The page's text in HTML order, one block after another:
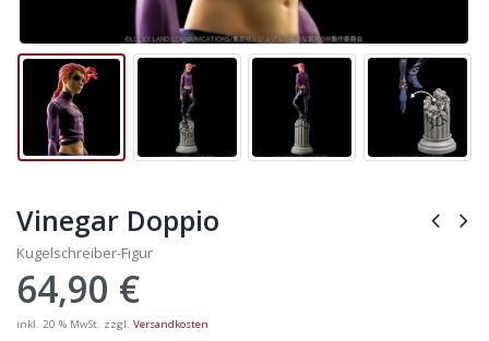
Vinegar Doppio
Kugelschreiber-Figur
64,90 €
inkl. 20 % MwSt. zzgl. Versandkosten